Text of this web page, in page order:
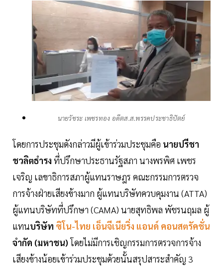
นายวัชระ เพชรทอง อดีตส.ส.พรรคประชาธิปัตย์
โดยการประชุมดังกล่าวมีผู้เข้าร่วมประชุมคือ นายปรีชา
ชวลิตธำรง ที่ปรึกษาประธานรัฐสภา นางพรพิศ เพชร
เจริญ เลขาธิการสภาผู้แทนราษฎร คณะกรรมการตรวจ
การจ้างฝ่ายเสียงข้างมาก ผู้แทนบริษัทควบคุมงาน (ATTA)
ผู้แทนบริษัทที่ปรึกษา (CAMA) นายสุทธิพล พัชรนฤมล ผู้
แทนบริษัท ซิโน-ไทย เอ็นจีเนียริ่ง แอนด์ คอนสตรัคชั่น
จำกัด (มหาชน)โดยไม่มีการเชิญกรรมการตรวจการจ้าง
เสียงข้างน้อยเข้าร่วมประชุมด้วยนั้นสรุปสาระสำคัญ 3